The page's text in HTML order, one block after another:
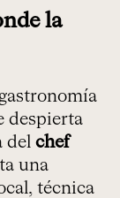
la
despierta
del chef
una
técnica